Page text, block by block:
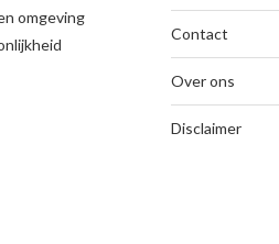
omgeving
Contact
Over ons
Disclaimer